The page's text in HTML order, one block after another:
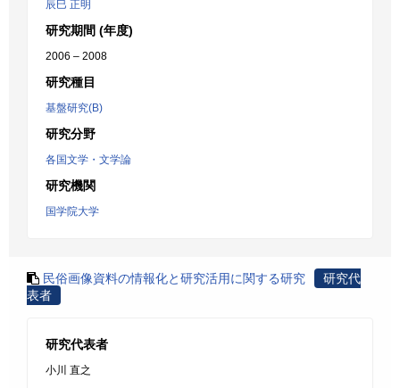
辰巳 正明
研究期間 (年度)
2006 – 2008
研究種目
基盤研究(B)
研究分野
各国文学・文学論
研究機関
国学院大学
民俗画像資料の情報化と研究活用に関する研究
研究代
表者
研究代表者
小川 直之